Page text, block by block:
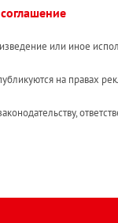
или иное
на правах